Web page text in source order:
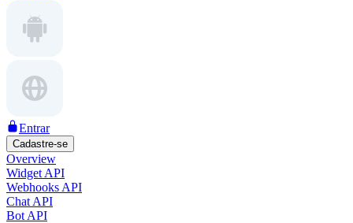
Entrar
Cadastre-se
Overview
Widget API
Webhooks API
Chat API
Bot API